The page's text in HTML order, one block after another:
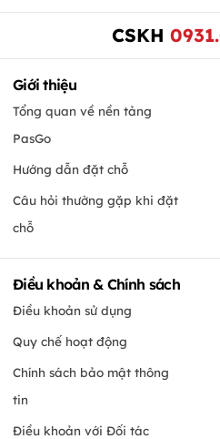
CSKH
Giới thiệu
Tổng quan về nền tảng
PasGo
Hướng dẫn đặt chỗ
Câu hỏi thường gặp khi đặt
chỗ
Điều khoản & Chính sách
Điều khoản sử dụng
Quy chế hoạt động
Chính sách bảo mật thông
tin
Điều khoản với Đối tác